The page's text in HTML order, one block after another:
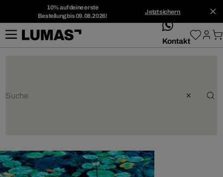
10% auf deine erste
Bestellung bis 09.08.2026!
Jetzt sichern
whatsApp
Kontakt